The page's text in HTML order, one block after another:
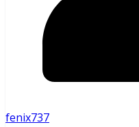
fenix737